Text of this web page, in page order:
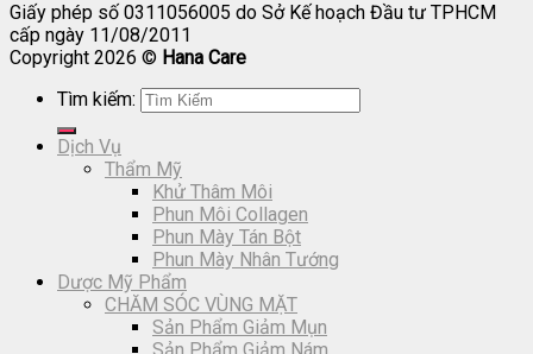
Giấy phép số 0311056005 do Sở Kế hoạch Đầu tư TPHCM
cấp ngày 11/08/2011
Copyright 2026 © Hana Care
Tìm kiếm:
Dịch Vụ
Thẩm Mỹ
Khử Thâm Môi
Phun Môi Collagen
Phun Mày Tán Bột
Phun Mày Nhân Tướng
Dược Mỹ Phẩm
CHĂM SÓC VÙNG MẶT
Sản Phẩm Giảm Mụn